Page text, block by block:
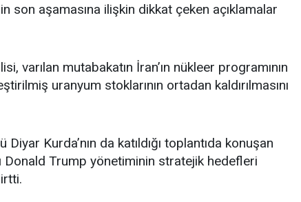
son aşamasına ilişkin dikkat çeken açıklamalar
varılan mutabakatın İran’ın nükleer programının
uranyum stoklarının ortadan kaldırılmasını
Kurda’nın da katıldığı toplantıda konuşan
Donald Trump yönetiminin stratejik hedefleri